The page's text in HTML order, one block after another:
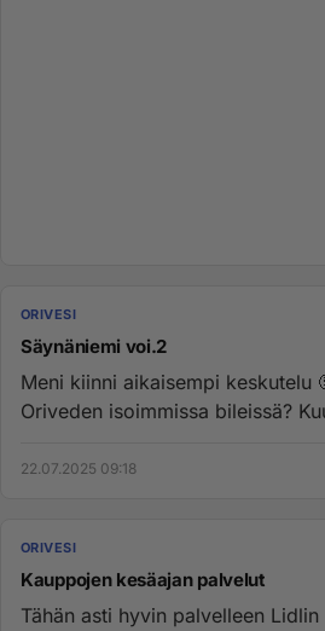
ORIVESI
Säynäniemi voi.2
Meni kiinni aikaisempi keskutelu
Oriveden isoimmissa bileissä?
22.07.2025 09:18
ORIVESI
Kauppojen kesäajan palvelut
Tähän asti hyvin palvelleen